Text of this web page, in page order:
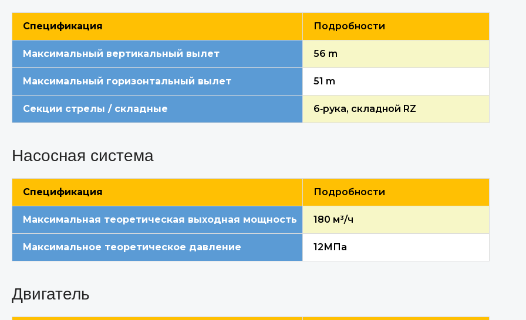
Спецификация Подробности
Максимальный вертикальный вылет 56 m
Максимальный горизонтальный вылет 51 m
Секции стрелы / складные 6‑рука, складной RZ
Насосная система
Спецификация Подробности
Максимальная теоретическая выходная мощность 180 м³/ч
Максимальное теоретическое давление 12МПа
Двигатель